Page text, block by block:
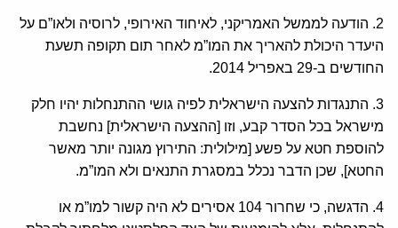
2. הודעה לממשל האמריקני, לאיחוד האירופי, לרוסיה ולאו”ם על
היעדר היכולת להאריך את המו”מ לאחר תום תקופה תשעת
החודשים ב-29 באפריל 2014.
3. התנגדות להצעה הישראלית לפיה גושי ההתנחלות יהיו חלק
מישראל בכל הסדר קבע, וזו [ההצעה הישראלית] נחשבת
להוספת חטא על פשע [מילולית: התירוץ מגונה יותר מאשר
החטא], שכן הדבר נכלל במסגרת התנאים ולא המו”מ.
4. הדגשה, כי שחרור 104 אסירים לא היה קשור למו”מ או